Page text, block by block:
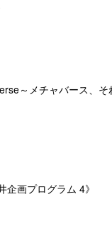
～メチャバース、そ
画プログラム 4》